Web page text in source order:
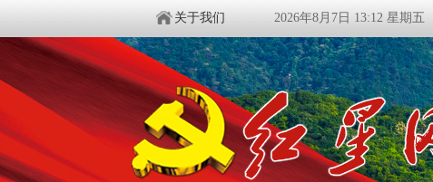
关于我们 2026年8月7日 13:12 星期五